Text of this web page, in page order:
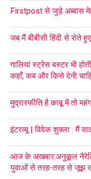
Firstpost से जुड़े अब्बास
जब मैं बीबीसी हिंदी से रोते
गालियां स्ट्रेस बस्टर भी
कहाँ, कब और किसे देनी
मुद्रास्फीति है काबू में तो
इंटरव्यू | विवेक शुक्ला : मैं
आज के अखबार:अनुकूल
युवाओं से तरह-तरह से जूझ